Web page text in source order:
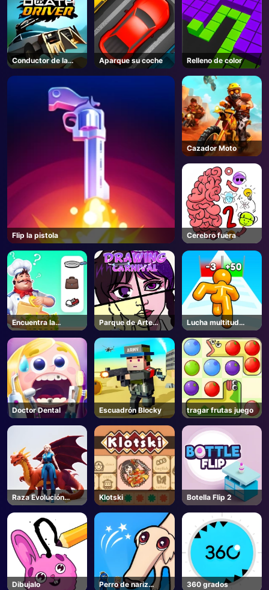
Conductor de la
muerte
Aparque su coche Relleno de color
Flip la pistola
Cazador Moto
Cerebro fuera
Encuentra la
Conexión
Parque de Arte
Creativo
Lucha multitud
Stickmen
Doctor Dental Escuadrón Blocky tragar frutas juego
Raza Evolución
Animal
Klotski Botella Flip 2
Dibujalo
Perro de nariz
360 grados